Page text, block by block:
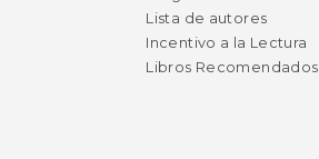
Lista de autores
Incentivo a la Lectura
Libros Recomendados